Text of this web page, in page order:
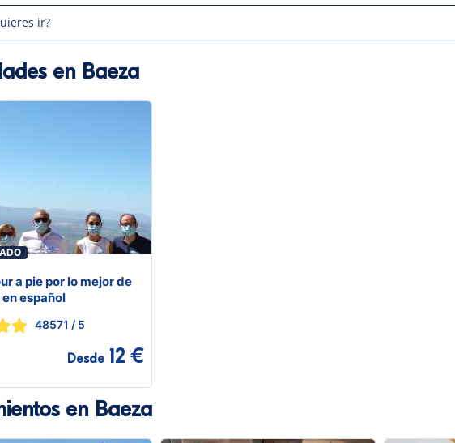
ir?
en Baeza
a pie por lo mejor de
español
48571 / 5
Desde 12 €
en Baeza